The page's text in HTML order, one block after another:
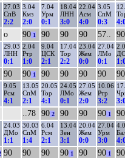
27.03
СпВ
2:2
3.04
Кмз
2:0
7.04
Урм
0:1
18.04
ЛНН
3:0
22.04
Асм
4:0
3.05
СпМ
0:3
о 90 1 90 90 90 57.. 90
29.03
ЛНН
0:1
2.04
Ртр
1:0
9.04
ЦСК
2:1
17.04
Тор
2:2
23.04
Жем
0:0
27.04
ЛМо
0:1
90 90 1 90 90 90 90 90
9.05
Рсм
4:1
13.05
СпМ
2:1
20.05
Тор
4:1
24.05
ЛМо
0:1
27.05
Жем
2:0
10.06
Ртр
3:2
..78 90 2 90 90 90 1 90
24.03
ДМо
1:1
30.03
СпМ
1:4
6.04
Рсм
2:1
13.04
Зен
3:1
20.04
Жем
0:0
27.04
Урм
3:0
90 90 90 90 1 90 90 1 90